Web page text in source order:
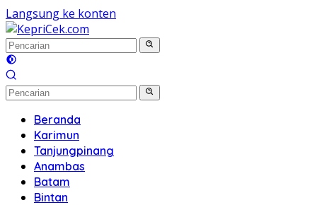
Langsung ke konten
Beranda
Karimun
Tanjungpinang
Anambas
Batam
Bintan